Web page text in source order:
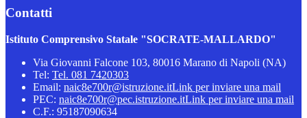
Contatti
Istituto Comprensivo Statale "SOCRATE-MALLARDO"
Via Giovanni Falcone 103, 80016 Marano di Napoli (NA)
Tel: Tel. 081 7420303
Email: naic8e700r@istruzione.itLink per inviare una mail
PEC: naic8e700r@pec.istruzione.itLink per inviare una mail
C.F.: 95187090634